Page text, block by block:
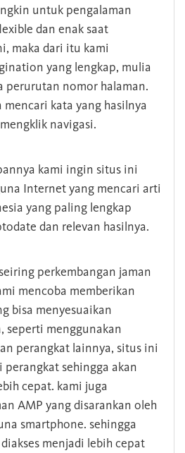
untuk pengalaman
dan enak saat
maka dari itu kami
yang lengkap, mulia
perurutan nomor halaman.
mencari kata yang hasilnya
navigasi.
kami ingin situs ini
Internet yang mencari arti
yang paling lengkap
dan relevan hasilnya.
perkembangan jaman
mencoba memberikan
bisa menyesuaikan
seperti menggunakan
perangkat lainnya, situs ini
perangkat sehingga akan
cepat. kami juga
AMP yang disarankan oleh
smartphone. sehingga
menjadi lebih cepat